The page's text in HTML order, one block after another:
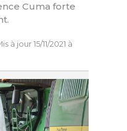
Cuma forte
à jour 15/11/2021 à